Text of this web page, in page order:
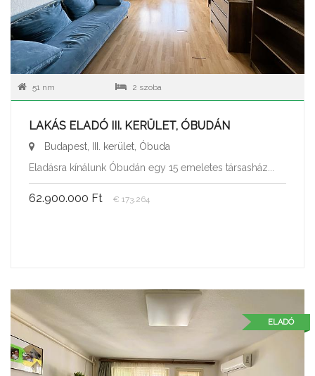
51 nm 2 szoba
LAKÁS ELADÓ III. KERÜLET, ÓBUDÁN
Budapest, III. kerület, Óbuda
Eladásra kínálunk Óbudán egy 15 emeletes társasház...
62.900.000 Ft € 173.264
ELADÓ